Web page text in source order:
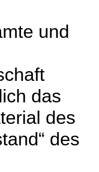
und
das
des
des